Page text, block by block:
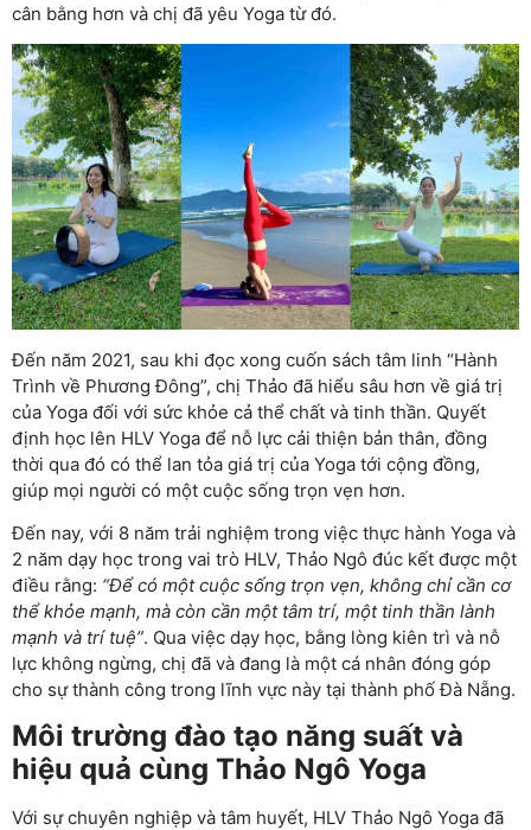
cân bằng hơn và chị đã yêu Yoga từ đó.
Đến năm 2021, sau khi đọc xong cuốn sách tâm linh “Hành
Trình về Phương Đông”, chị Thảo đã hiểu sâu hơn về giá trị
của Yoga đối với sức khỏe cả thể chất và tinh thần. Quyết
định học lên HLV Yoga để nỗ lực cải thiện bản thân, đồng
thời qua đó có thể lan tỏa giá trị của Yoga tới cộng đồng,
giúp mọi người có một cuộc sống trọn vẹn hơn.
Đến nay, với 8 năm trải nghiệm trong việc thực hành Yoga và
2 năm dạy học trong vai trò HLV, Thảo Ngô đúc kết được một
điều rằng: “Để có một cuộc sống trọn vẹn, không chỉ cần cơ
thể khỏe mạnh, mà còn cần một tâm trí, một tinh thần lành
mạnh và trí tuệ”. Qua việc dạy học, bằng lòng kiên trì và nỗ
lực không ngừng, chị đã và đang là một cá nhân đóng góp
cho sự thành công trong lĩnh vực này tại thành phố Đà Nẵng.
Môi trường đào tạo năng suất và
hiệu quả cùng Thảo Ngô Yoga
Với sự chuyên nghiệp và tâm huyết, HLV Thảo Ngô Yoga đã